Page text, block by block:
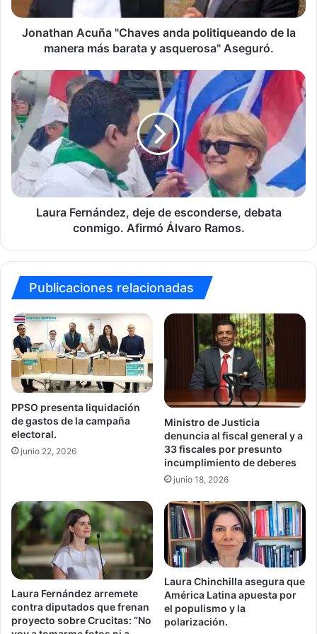
más
barata
Aseguró.
Jonathan Acuña "Chaves anda politiqueando de la
manera más barata y asquerosa" Aseguró.
Laura
Fernández,
deje
de
esconderse,
debata
conmigo.
Afirmó
Álvaro
Ramos.Laura Fernández, deje de esconderse, debata
conmigo. Afirmó Álvaro Ramos.
Publicaciones relacionadas
PPSO presenta liquidación
de gastos de la campaña
electoral.
junio 22, 2026
Ministro de Justicia
denuncia al fiscal general y a
33 fiscales por presunto
incumplimiento de deberes
junio 18, 2026
Laura Fernández arremete
contra diputados que frenan
proyecto sobre Crucitas: “No
Laura Chinchilla asegura que
América Latina apuesta por
el populismo y la
polarización.